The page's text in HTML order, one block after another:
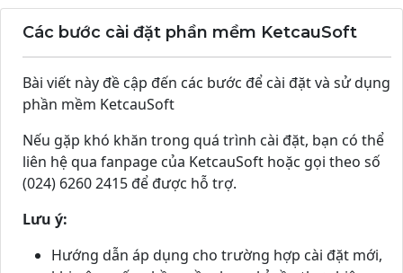
Các bước cài đặt phần mềm KetcauSoft
Bài viết này đề cập đến các bước để cài đặt và sử dụng
phần mềm KetcauSoft
Nếu gặp khó khăn trong quá trình cài đặt, bạn có thể
liên hệ qua fanpage của KetcauSoft hoặc gọi theo số
(024) 6260 2415 để được hỗ trợ.
Lưu ý:
Hướng dẫn áp dụng cho trường hợp cài đặt mới,